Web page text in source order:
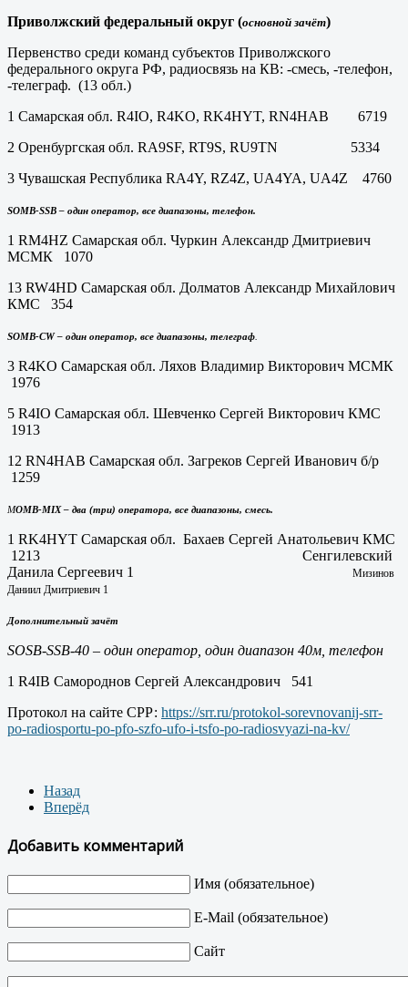
Приволжский федеральный округ (основной зачёт)
Первенство среди команд субъектов Приволжского
федерального округа РФ, радиосвязь на КВ: -смесь, -телефон,
-телеграф. (13 обл.)
1 Самарская обл. R4IO, R4KO, RK4HYT, RN4HAB 6719
2 Оренбургская обл. RA9SF, RT9S, RU9TN 5334
3 Чувашская Республика RA4Y, RZ4Z, UA4YA, UA4Z 4760
SOMB-SSB – один оператор, все диапазоны, телефон.
1 RM4HZ Самарская обл. Чуркин Александр Дмитриевич
МСМК 1070
13 RW4HD Самарская обл. Долматов Александр Михайлович
КМС 354
SOMB-CW – один оператор, все диапазоны, телеграф.
3 R4KO Самарская обл. Ляхов Владимир Викторович МСМК
1976
5 R4IO Самарская обл. Шевченко Сергей Викторович КМС
1913
12 RN4HAB Самарская обл. Загреков Сергей Иванович б/р
1259
MOMB-MIX – два (три) оператора, все диапазоны, смесь.
1 RK4HYT Самарская обл. Бахаев Сергей Анатольевич КМС
1213 Сенгилевский
Данила Сергеевич 1
Мизинов
Даниил Дмитриевич 1
Дополнительный зачёт
SOSB-SSB-40 – один оператор, один диапазон 40м, телефон
1 R4IB Самороднов Сергей Александрович 541
Протокол на сайте СРР: https://srr.ru/protokol-sorevnovanij-srr-
po-radiosportu-po-pfo-szfo-ufo-i-tsfo-po-radiosvyazi-na-kv/
Назад
Вперёд
Добавить комментарий
Имя (обязательное)
E-Mail (обязательное)
Сайт